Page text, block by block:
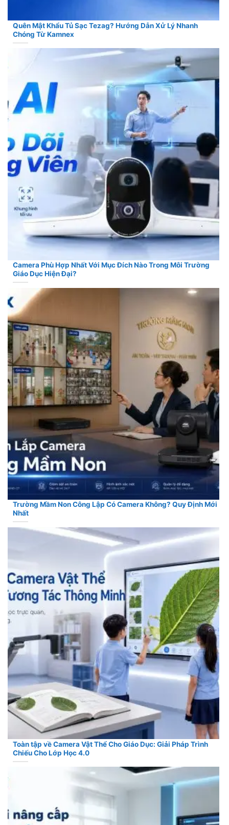
Quên Mật Khẩu Tủ Sạc Tezag? Hướng Dẫn Xử Lý Nhanh
Chóng Từ Kamnex
Camera Phù Hợp Nhất Với Mục Đích Nào Trong Môi Trường
Giáo Dục Hiện Đại?
Trường Mầm Non Công Lập Có Camera Không? Quy Định Mới
Nhất
Toàn tập về Camera Vật Thể Cho Giáo Dục: Giải Pháp Trình
Chiếu Cho Lớp Học 4.0